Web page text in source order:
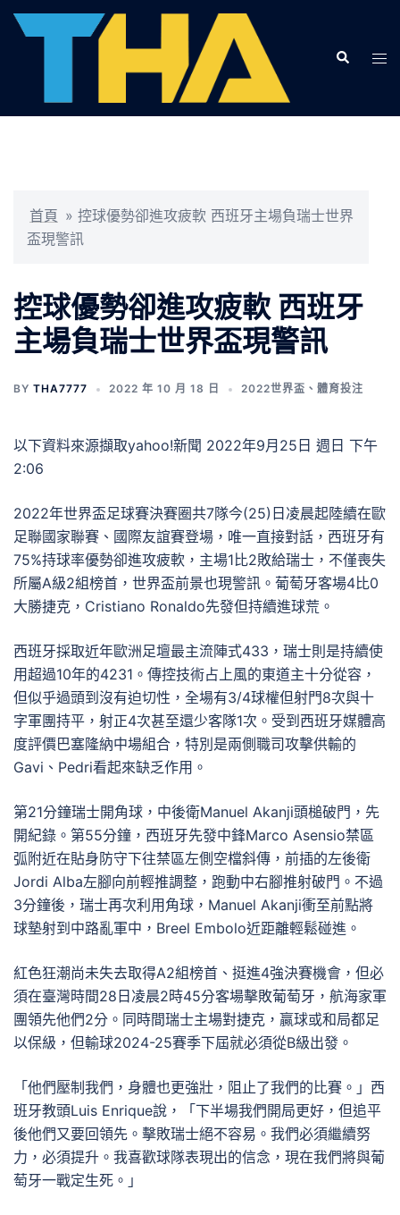
Search
首頁 » 控球優勢卻進攻疲軟 西班牙主場負瑞士世界
盃現警訊
控球優勢卻進攻疲軟 西班牙
主場負瑞士世界盃現警訊
BY THA7777 2022 年 10 月 18 日 2022世界盃 、 體育投注
以下資料來源擷取yahoo!新聞 2022年9月25日 週日 下午
2:06
2022年世界盃足球賽決賽圈共7隊今(25)日凌晨起陸續在歐
足聯國家聯賽、國際友誼賽登場，唯一直接對話，西班牙有
75%持球率優勢卻進攻疲軟，主場1比2敗給瑞士，不僅喪失
所屬A級2組榜首，世界盃前景也現警訊。葡萄牙客場4比0
大勝捷克，Cristiano Ronaldo先發但持續進球荒。
西班牙採取近年歐洲足壇最主流陣式433，瑞士則是持續使
用超過10年的4231。傳控技術占上風的東道主十分從容，
但似乎過頭到沒有迫切性，全場有3/4球權但射門8次與十
字軍團持平，射正4次甚至還少客隊1次。受到西班牙媒體高
度評價巴塞隆納中場組合，特別是兩側職司攻擊供輸的
Gavi、Pedri看起來缺乏作用。
第21分鐘瑞士開角球，中後衛Manuel Akanji頭槌破門，先
開紀錄。第55分鐘，西班牙先發中鋒Marco Asensio禁區
弧附近在貼身防守下往禁區左側空檔斜傳，前插的左後衛
Jordi Alba左腳向前輕推調整，跑動中右腳推射破門。不過
3分鐘後，瑞士再次利用角球，Manuel Akanji衝至前點將
球墊射到中路亂軍中，Breel Embolo近距離輕鬆碰進。
紅色狂潮尚未失去取得A2組榜首、挺進4強決賽機會，但必
須在臺灣時間28日凌晨2時45分客場擊敗葡萄牙，航海家軍
團領先他們2分。同時間瑞士主場對捷克，贏球或和局都足
以保級，但輸球2024-25賽季下屆就必須從B級出發。
「他們壓制我們，身體也更強壯，阻止了我們的比賽。」西
班牙教頭Luis Enrique說，「下半場我們開局更好，但追平
後他們又要回領先。擊敗瑞士絕不容易。我們必須繼續努
力，必須提升。我喜歡球隊表現出的信念，現在我們將與葡
萄牙一戰定生死。」